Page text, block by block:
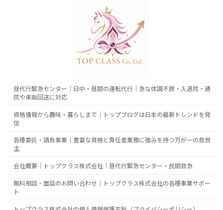
昼代行緊急センター｜日中・昼間の運転代行｜急な体調不良・入退院・通
院や車両回送に対応
資格情報から趣味・暮らしまで｜トップブログは日本の最新トレンドを発
信
各種委託・請負事業｜豊富な資格と責任者業務に強みを持つ万が一の救世
主
会社概要｜トップクラス株式会社｜昼代行緊急センター・民間救急
無料相談・面談のお問い合わせ｜トップクラス株式会社の各種事業サポー
ト